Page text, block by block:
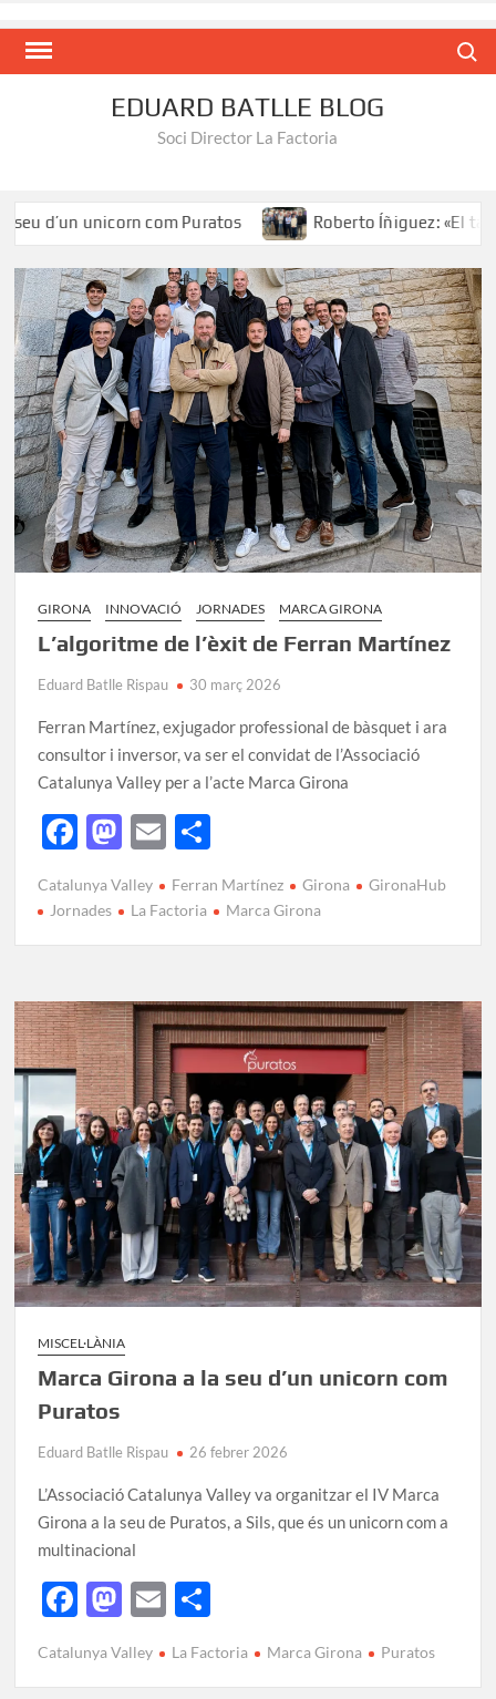
EDUARD BATLLE BLOG
Soci Director La Factoria
com Puratos Roberto Íñiguez: «El talent al servei
GIRONA INNOVACIÓ JORNADES MARCA GIRONA
L’algoritme de l’èxit de Ferran Martínez
Eduard Batlle Rispau 30 març 2026
Ferran Martínez, exjugador professional de bàsquet i ara
consultor i inversor, va ser el convidat de l’Associació
Catalunya Valley per a l’acte Marca Girona
F
e
b
o
k
M
to
d
n
E
ail m
p
te
ix
Catalunya Valley Ferran Martínez Girona
GironaHub
Jornades
La Factoria Marca Girona
MISCEL·LÀNIA
Marca Girona a la seu d’un unicorn com
Puratos
Eduard Batlle Rispau 26 febrer 2026
L’Associació Catalunya Valley va organitzar el IV Marca
Girona a la seu de Puratos, a Sils, que és un unicorn com a
multinacional
F
e
M
to
E
ail m
Catalunya Valley La Factoria Marca Girona Puratos